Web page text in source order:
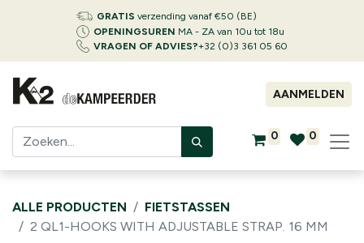
GRATIS verzending vanaf €50 (BE)
OPENINGSUREN MA - ZA van 10u tot 18u
VRAGEN OF ADVIES?+32 (0)3 361 05 60
AANMELDEN
0 0
ALLE PRODUCTEN
FIETSTASSEN
2 QL1-HOOKS WITH ADJUSTABLE STRAP. 16 MM